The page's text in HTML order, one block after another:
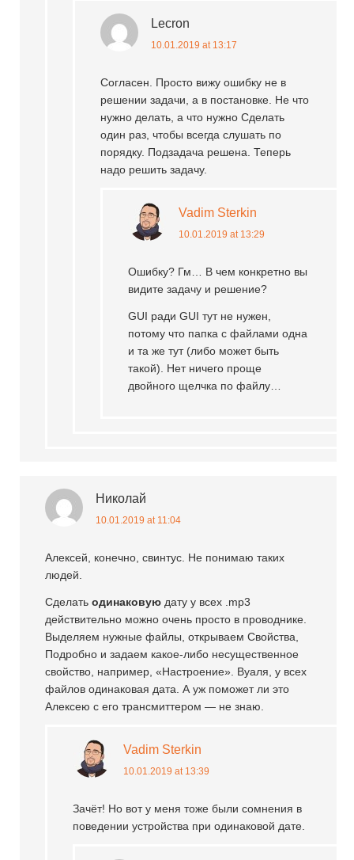
Lecron
10.01.2019 at 13:17
Согласен. Просто вижу ошибку не в
решении задачи, а в постановке. Не что
нужно делать, а что нужно Сделать
один раз, чтобы всегда слушать по
порядку. Подзадача решена. Теперь
надо решить задачу.
Vadim Sterkin
10.01.2019 at 13:29
Ошибку? Гм… В чем конкретно вы
видите задачу и решение?
GUI ради GUI тут не нужен,
потому что папка с файлами одна
и та же тут (либо может быть
такой). Нет ничего проще
двойного щелчка по файлу…
Николай
10.01.2019 at 11:04
Алексей, конечно, свинтус. Не понимаю таких
людей.
Сделатьодинаковую дату у всех .mp3
действительно можно очень просто в проводнике.
Выделяем нужные файлы, открываем Свойства,
Подробно и задаем какое-либо несущественное
свойство, например, «Настроение». Вуаля, у всех
файлов одинаковая дата. А уж поможет ли это
Алексею с его трансмиттером — не знаю.
Vadim Sterkin
10.01.2019 at 13:39
Зачёт! Но вот у меня тоже были сомнения в
поведении устройства при одинаковой дате.